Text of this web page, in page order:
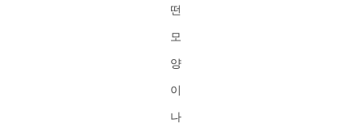
떤
모
양
이
나